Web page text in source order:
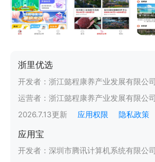
浙里优选
开发者： 浙江懿程康养产业发展有限公司
运营者： 浙江懿程康养产业发展有限公司
2026.7.13更新 应用权限 隐私政策
应用宝
开发者： 深圳市腾讯计算机系统有限公司